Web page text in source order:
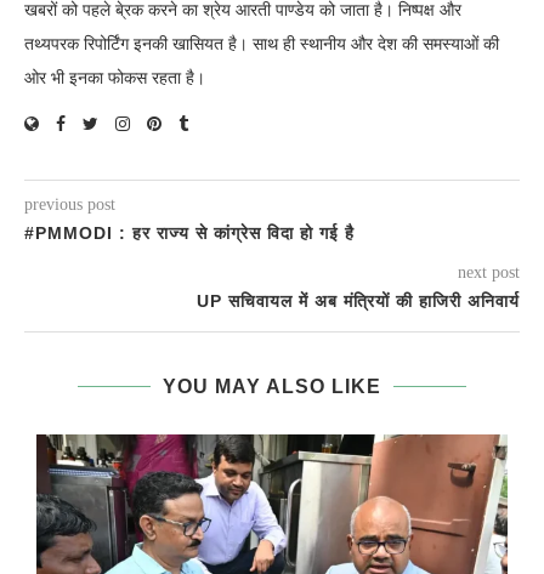
खबरों को पहले बे्रक करने का श्रेय आरती पाण्डेय को जाता है। निष्पक्ष और
तथ्यपरक रिपोर्टिंग इनकी खासियत है। साथ ही स्थानीय और देश की समस्याओं की
ओर भी इनका फोकस रहता है।
previous post
#PMMODI : हर राज्य से कांग्रेस विदा हो गई है
next post
UP सचिवायल में अब मंत्रियों की हाजिरी अनि‍वार्य
YOU MAY ALSO LIKE